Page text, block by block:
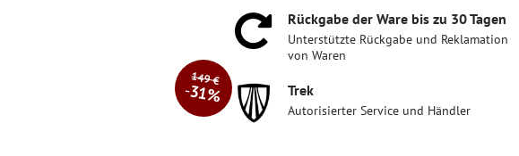
149 €
31%
Rückgabe der Ware bis zu 30 Tagen
Unterstützte Rückgabe und Reklamation
von Waren
Trek
Autorisierter Service und Händler